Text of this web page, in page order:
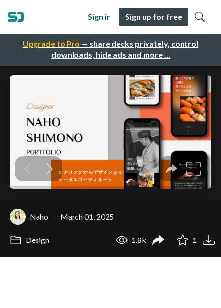
Upgrade to Pro — share decks privately, control
downloads, hide ads and more …
Sign in Sign up for free
Naho March 01, 2025
Design 1.8k 1